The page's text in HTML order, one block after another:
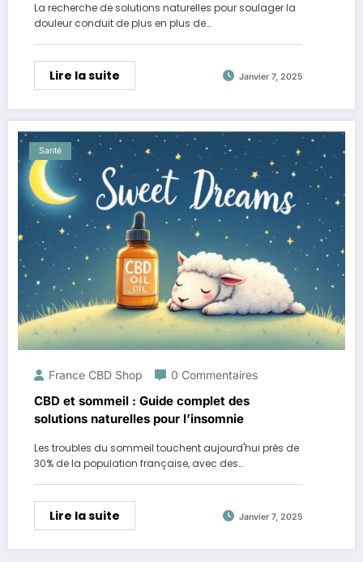
La recherche de solutions naturelles pour soulager la
douleur conduit de plus en plus de…
Lire la suite Janvier 7, 2025
Santé
France CBD Shop 0 Commentaires
CBD et sommeil : Guide complet des
solutions naturelles pour l’insomnie
Les troubles du sommeil touchent aujourd'hui près de
30% de la population française, avec des…
Lire la suite Janvier 7, 2025